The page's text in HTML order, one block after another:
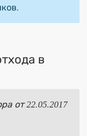
в
от 22.05.2017